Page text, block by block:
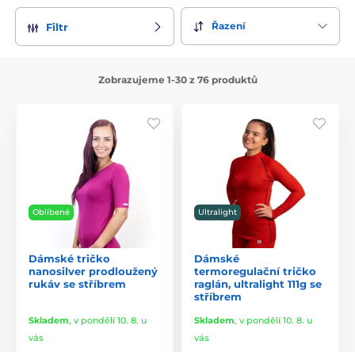
Filtr Řazení
Zobrazujeme 1-30 z 76 produktů
Oblíbené
Dámské tričko
nanosilver prodloužený
rukáv se stříbrem
Skladem, v pondělí 10. 8. u
vás
Ultralight
Dámské
termoregulační tričko
raglán, ultralight 111g se
stříbrem
Skladem, v pondělí 10. 8. u
vás